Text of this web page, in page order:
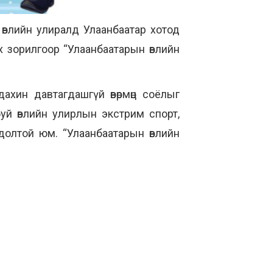
улиралд Улаанбаатар хотод
зорилгоор “Улаанбаатарын өвлийн
давтагдашгүй өвөрмөц соёлыг
өвлийн улирлын экстрим спорт,
юм. “Улаанбаатарын өвлийн